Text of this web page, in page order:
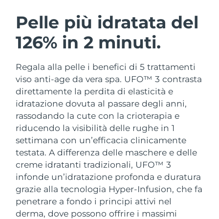
Pelle più idratata del
126% in 2 minuti.
Regala alla pelle i benefici di 5 trattamenti
viso anti-age da vera spa. UFO™ 3 contrasta
direttamente la perdita di elasticità e
idratazione dovuta al passare degli anni,
rassodando la cute con la crioterapia e
riducendo la visibilità delle rughe in 1
settimana con un’efficacia clinicamente
testata. A differenza delle maschere e delle
creme idratanti tradizionali, UFO™ 3
infonde un’idratazione profonda e duratura
grazie alla tecnologia Hyper-Infusion, che fa
penetrare a fondo i principi attivi nel
derma, dove possono offrire i massimi
LUNA™ 4 pacchetto
Anti-aging massage
LUNA™ 4 Plus
Massage, LED heating
LUNA™ 4 Men
For men, anti-aging massage
BEAR™ 2 pacchetto
Microcurrent toning
BEAR™ 2 go
Microcurrent toning on-the-go
BEAR™ 2 eyes & lips
Microcurrent line smoothing device
Idratazione
UFO™ 3 pacchetto
Deep facial hydration
UFO™ 3 LED
Near-infrared and red light therapy
device
Igiene orale
issa™ 4
Hybrid silicone sonic toothbrush
issa™ 4 plus
Smart hybrid silicone sonic toothbrush
TRATTAMENTI ANTI-AGE FAQ™
Anti-age Trattamenti LED
NEW
Austria Consegna stimata8/10/26
Bahrein Consegna stimata
Belgio
Bermuda Consegna stimata8/16/26
Bosnia ed
Erzegovina
Consegna stimata
Brunei Consegna stimata8/15/26
Bulgaria Consegna stimata
Canada Consegna stimata8/14/26
Cile Consegna stimata